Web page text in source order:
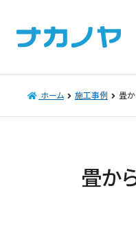
ホーム 施工事例 畳
畳か